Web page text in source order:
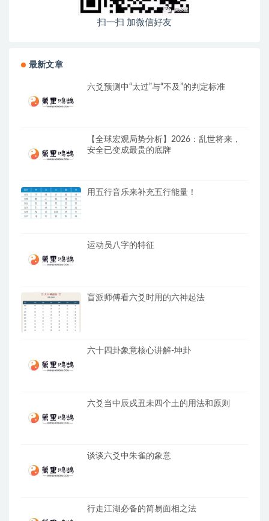
扫一扫 加微信好友
最新文章
六爻预测中“太过”与“不及”的判定标准
【全球宏观局势分析】2026：乱世将来，
安全已变成最贵的底牌
用五行音乐来补充五行能量！
运动员八字的特征
盲派师傅看六爻时用的六神起法
六十四卦象意核心讲解-坤卦
六爻当中辰戌丑未四个土的用法和原则
谈谈六爻中朱雀的象意
行走江湖必备的简易面相之法